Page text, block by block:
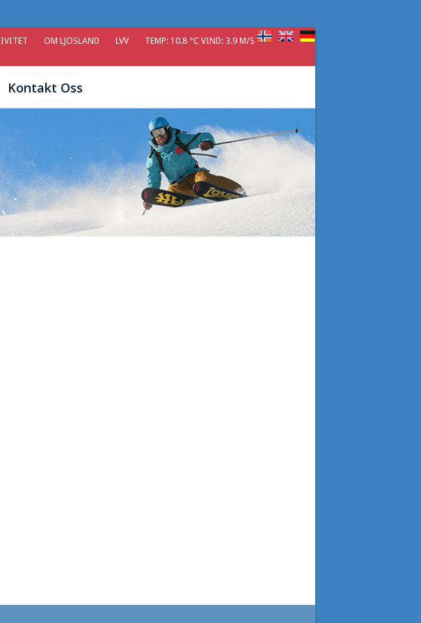
OM LJOSLAND LVV TEMP: 10.8 °C VIND: 3.9 M/S
Kontakt Oss